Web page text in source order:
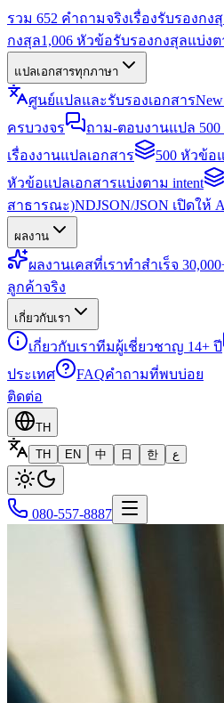
รวม 652 คำถามจริงเรื่องรับรองกง
กงสุล1,006 หัวข้อรับรองกงสุลแบ่งต
แปลเอกสารทุกภาษา
ศูนย์แปลและรับรองเอกสารNew
ครบวงจร
ถาม-ตอบงานแปล 500
เรื่องงานแปลเอกสาร
500 หัวข้อ
หัวข้อแปลเอกสารแบ่งตาม intent
สาธารณะ)NDJSON/JSON เปิดใ
ผลงาน
ผลงานเคสที่เราทำสำเร็จ
ลูกค้าจริง
เกี่ยวกับเรา
เกี่ยวกับเราทีมผู้เชี่ยวชาญ 14+ ปี
ประเทศ
FAQคำถามที่พบบ่อย
ติดต่อ
TH
TH
EN 中 日 한 ع
080-557-8887